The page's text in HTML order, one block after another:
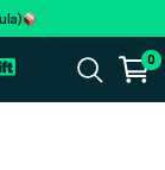
0